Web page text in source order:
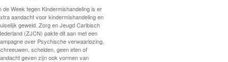
de Week tegen Kindermishandeling is er
aandacht voor kindermishandeling en
geweld. Zorg en Jeugd Caribisch
(ZJCN) pakte dit aan met een
over Psychische verwaarlozing.
schelden, geen eten of
geven zijn ook vormen van